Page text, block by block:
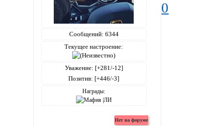
Сообщений: 6344
Текущее настроение:
Уважение: [+281/-12]
Позитив: [+446/-3]
Награды:
0